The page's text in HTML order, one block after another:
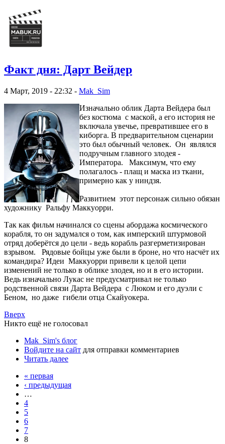
Факт дня: Дарт Вейдер
4 Март, 2019 - 22:32 - Mak_Sim
Изначально облик Дарта Вейдера был
без костюма с маской, а его история не
включала увечье, превратившее его в
киборга. В предварительном сценарии
это был обычный человек. Он являлся
подручным главного злодея -
Императора. Максимум, что ему
полагалось - плащ и маска из ткани,
примерно как у ниндзя.
Развитием этот персонаж сильно обязан
художнику Ральфу Маккуорри.
Так как фильм начинался со сцены абордажа космического
корабля, то он задумался о том, как имперский штурмовой
отряд доберётся до цели - ведь корабль разгерметизирован
взрывом. Рядовые бойцы уже были в броне, но что насчёт их
командира? Идеи Маккуорри привели к целой цепи
изменений не только в облике злодея, но и в его истории.
Ведь изначально Лукас не предусматривал не только
родственной связи Дарта Вейдера с Люком и его дуэли с
Беном, но даже гибели отца Скайуокера.
Вверх
Никто ещё не голосовал
Mak_Sim's блог
Войдите на сайт для отправки комментариев
Читать далее
« первая
‹ предыдущая
…
4
5
6
7
8